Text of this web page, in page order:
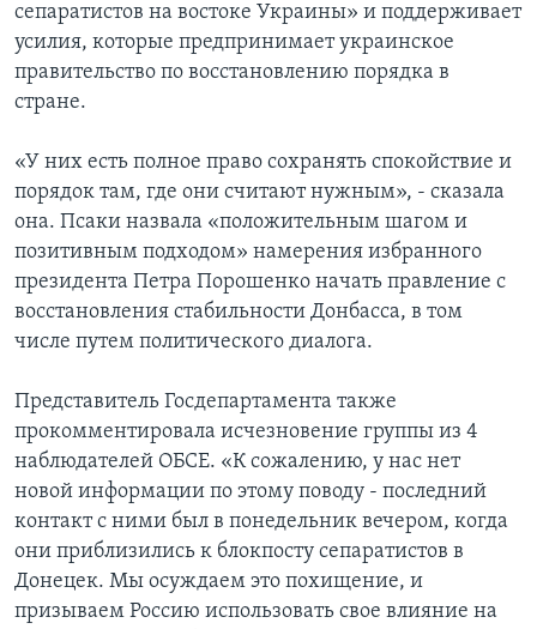
сепаратистов на востоке Украины» и поддерживает
усилия, которые предпринимает украинское
правительство по восстановлению порядка в
стране.
«У них есть полное право сохранять спокойствие и
порядок там, где они считают нужным», - сказала
она. Псаки назвала «положительным шагом и
позитивным подходом» намерения избранного
президента Петра Порошенко начать правление с
восстановления стабильности Донбасса, в том
числе путем политического диалога.
Представитель Госдепартамента также
прокомментировала исчезновение группы из 4
наблюдателей ОБСЕ. «К сожалению, у нас нет
новой информации по этому поводу - последний
контакт с ними был в понедельник вечером, когда
они приблизились к блокпосту сепаратистов в
Донецек. Мы осуждаем это похищение, и
призываем Россию использовать свое влияние на